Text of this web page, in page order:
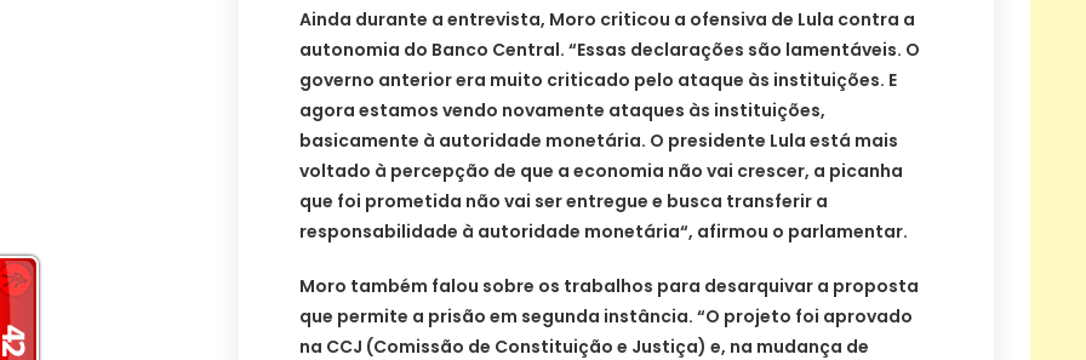
Ainda durante a entrevista, Moro criticou a ofensiva de Lula contra a
autonomia do Banco Central. “Essas declarações são lamentáveis. O
governo anterior era muito criticado pelo ataque às instituições. E
agora estamos vendo novamente ataques às instituições,
basicamente à autoridade monetária. O presidente Lula está mais
voltado à percepção de que a economia não vai crescer, a picanha
que foi prometida não vai ser entregue e busca transferir a
responsabilidade à autoridade monetária“, afirmou o parlamentar.
Moro também falou sobre os trabalhos para desarquivar a proposta
que permite a prisão em segunda instância. “O projeto foi aprovado
na CCJ (Comissão de Constituição e Justiça) e, na mudança de